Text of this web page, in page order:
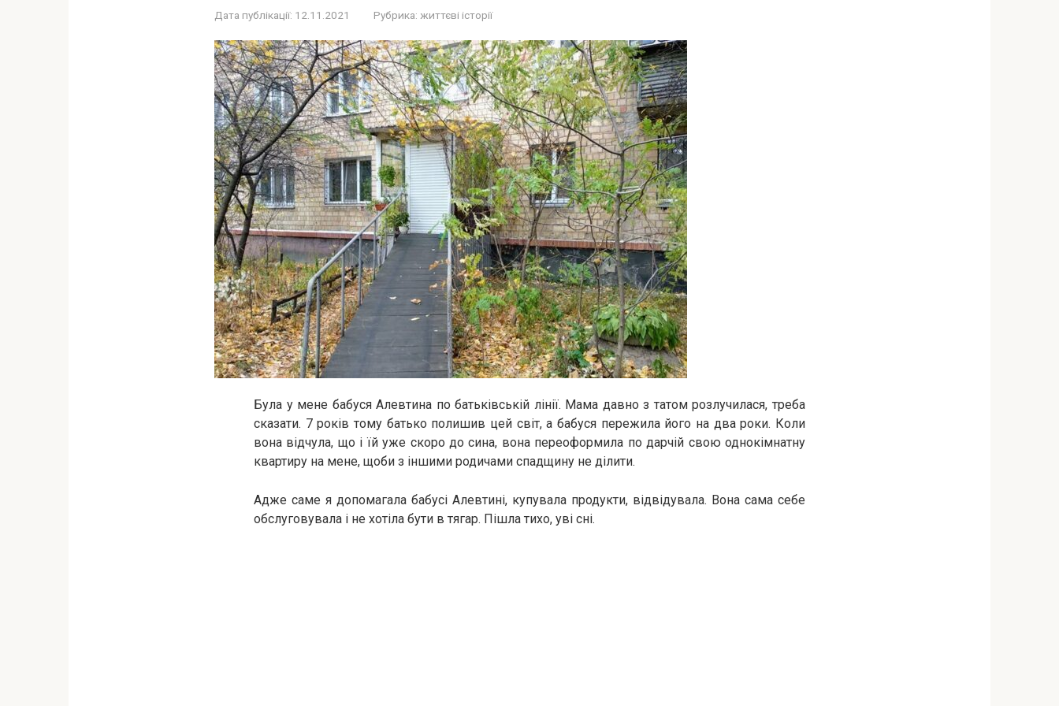
Дата публікації: 12.11.2021 Рубрика: життєві історії
Була у мене бабуся Алевтина по батьківській лінії. Мама давно з татом розлучилася, треба
сказати. 7 років тому батько полишив цей світ, а бабуся пережила його на два роки. Коли
вона відчула, що і їй уже скоро до сина, вона переоформила по дарчій свою однокімнатну
квартиру на мене, щоби з іншими родичами спадщину не ділити.
Адже саме я допомагала бабусі Алевтині, купувала продукти, відвідувала. Вона сама себе
обслуговувала і не хотіла бути в тягар. Пішла тихо, уві сні.